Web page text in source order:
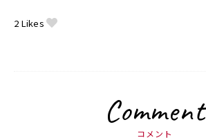
2 Likes
Comment
コメント